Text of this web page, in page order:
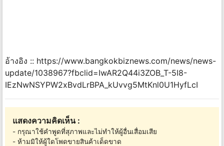
อ้างอิง :: https://www.bangkokbiznews.com/news/news-
update/1038967?fbclid=IwAR2Q44i3ZOB_T-5I8-
IEzNwNSYPW2xBvdLrBPA_kUvvg5MtKnl0U1HyfLcI
แสดงความคิดเห็น :
- กรุณาใช้คำพูดที่สุภาพและไม่ทำให้ผู้อื่นเสื่อมเสีย
- ห้ามมิให้ผู้ใดโพดขายสินค้าเด็ดขาด